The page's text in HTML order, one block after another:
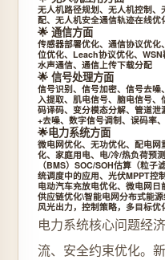
无人机路径规划、无人机控制
配、无人机安全通信轨迹在线优
🌟 通信方面
传感器部署优化、通信协议优
位优化、Leach协议优化、WSN
水声通信、通信上传下载分配
🌟 信号处理方面
信号识别、信号加密、信号去
入提取、肌电信号、脑电信号
码译码、变分模态分解、管道
+去噪、数字信号调制、误码率
🌟电力系统方面
微电网优化、无功优化、配电
化、家庭用电、电/冷/热负荷预
（BMS）SOC/SOH估算（粒
统调度中的应用、光伏MPPT控
电动汽车充放电优化、微电网日
供应链优化\智能电网分布式能
风光出力，控制策略，多目标
电力系统核心问题经
流、安全约束优化。